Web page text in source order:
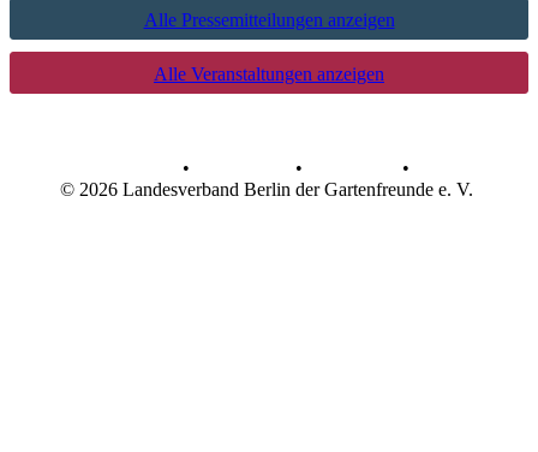
Alle Pressemitteilungen anzeigen
Alle Veranstaltungen anzeigen
• •
•
© 2026 Landesverband Berlin der Gartenfreunde e. V.